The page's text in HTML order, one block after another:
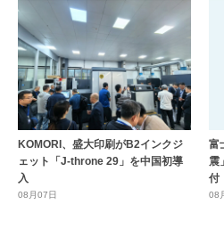
KOMORI、盛大印刷がB2インクジ
ェット「J-throne 29」を中国初導
入
08月07日
富
震
付
08